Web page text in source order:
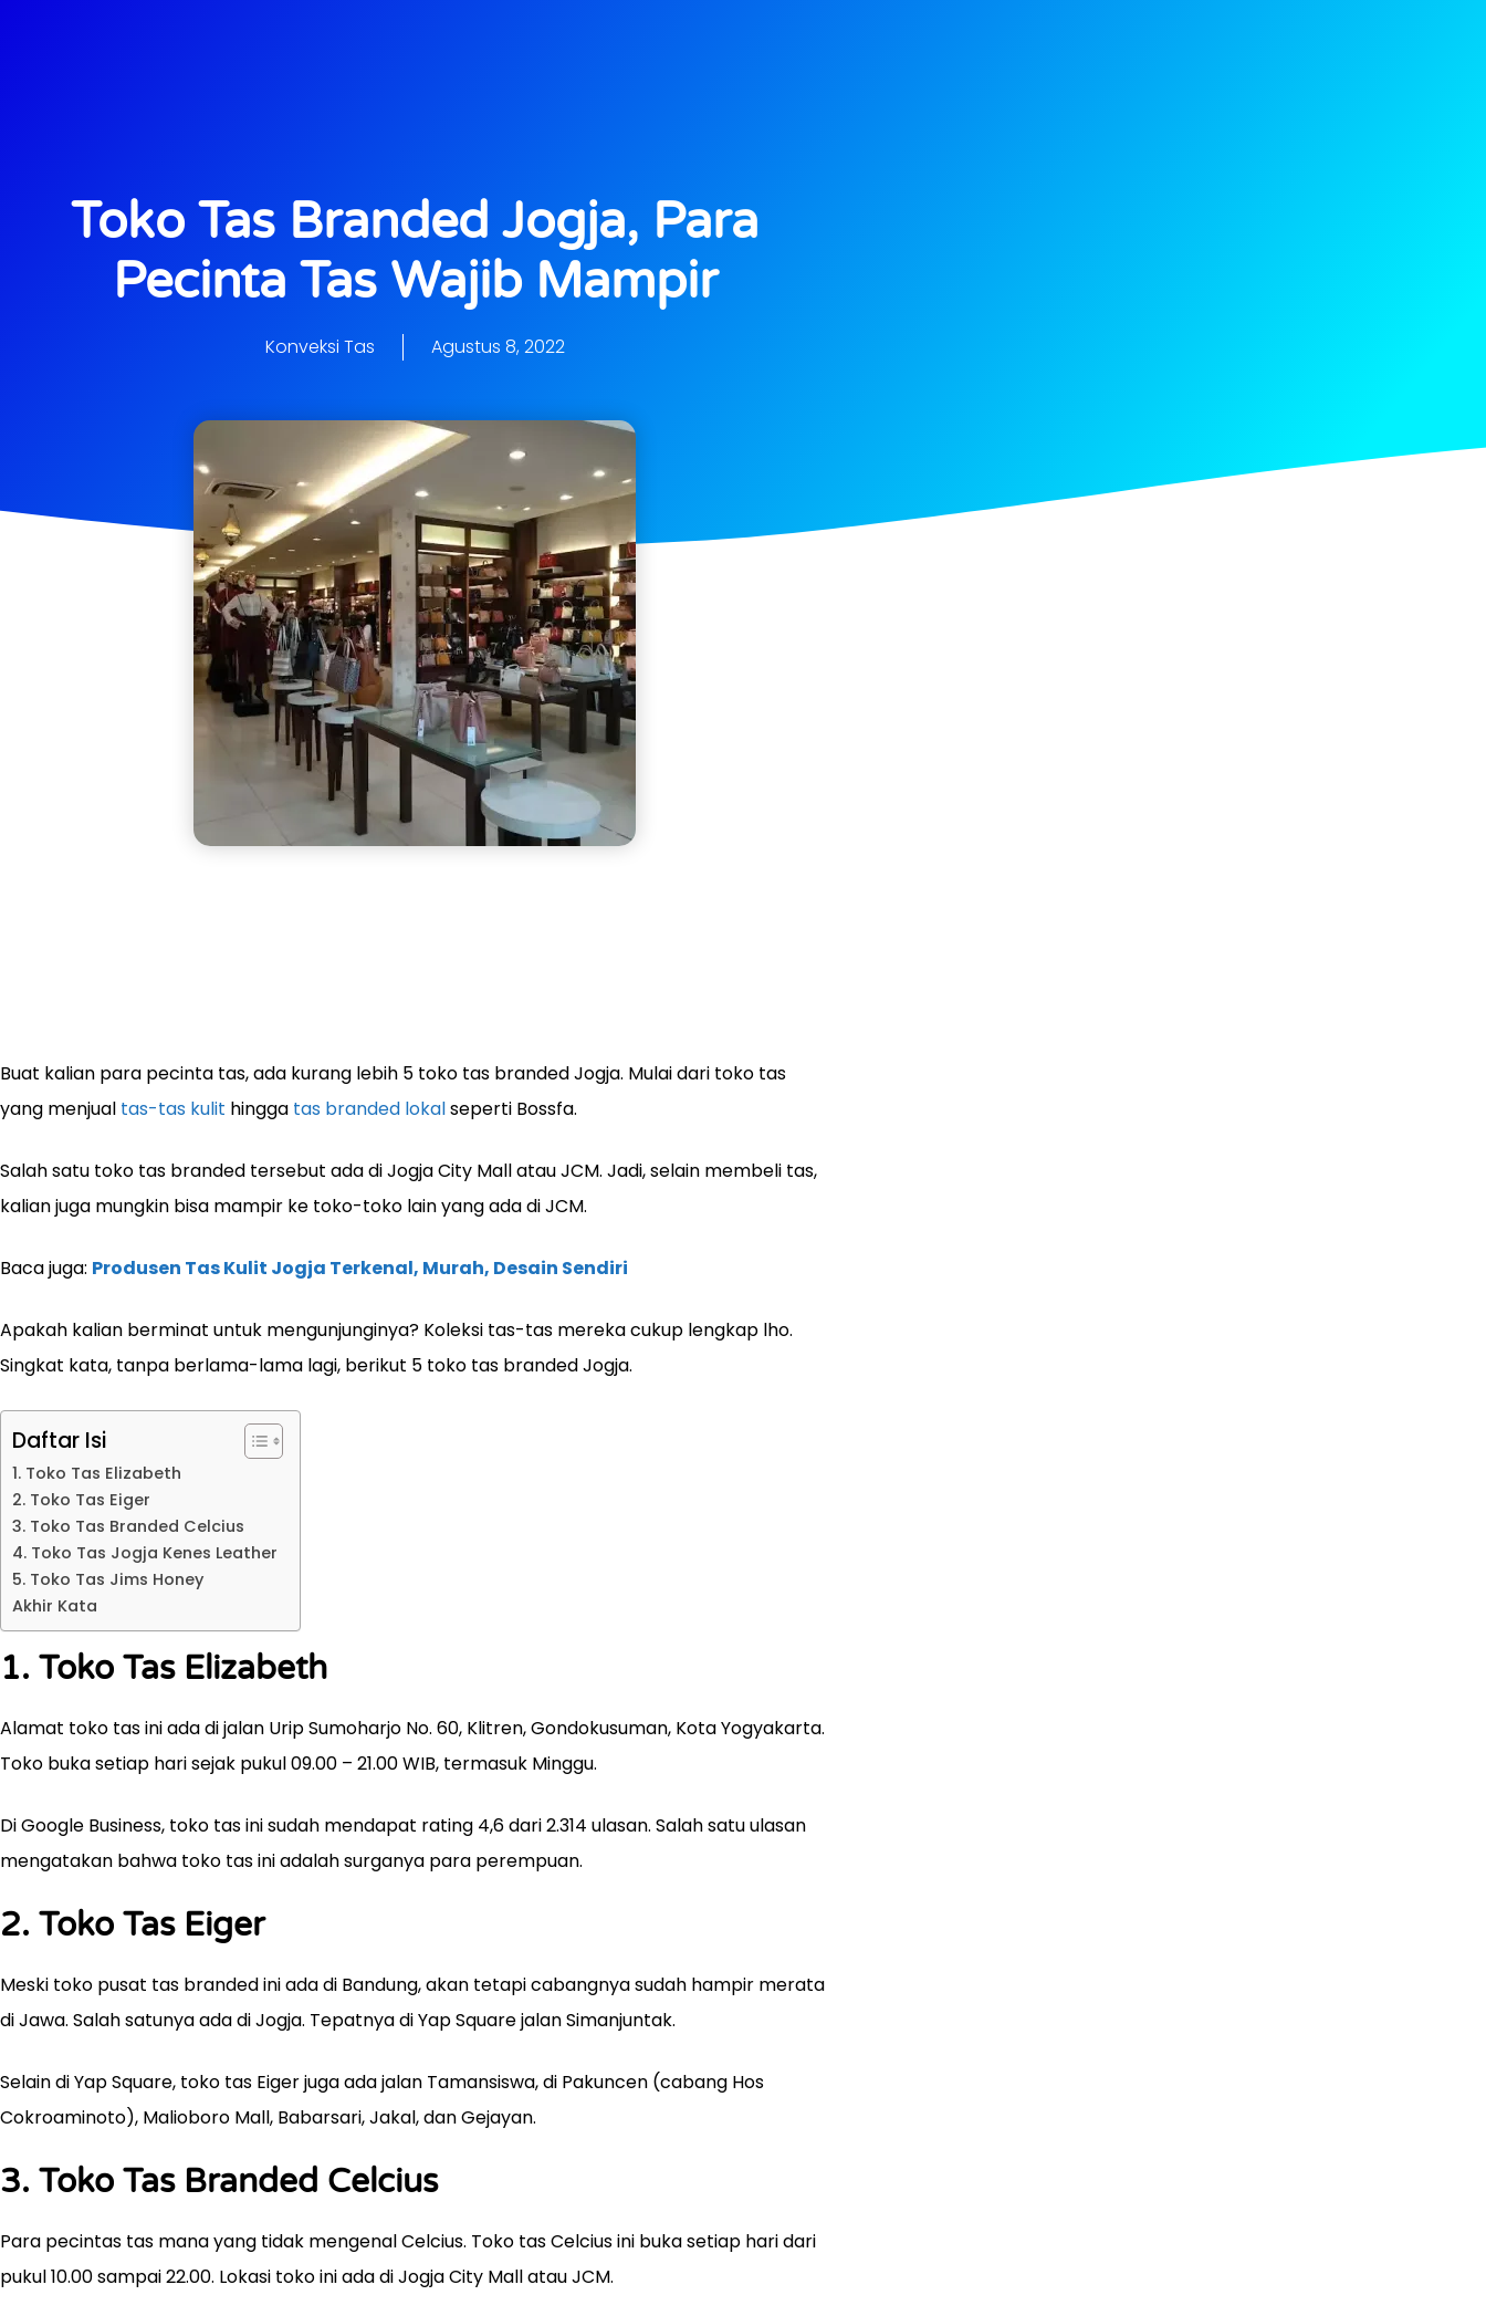
Toko Tas Branded Jogja, Para
Pecinta Tas Wajib Mampir
Konveksi Tas Agustus 8, 2022
Buat kalian para pecinta tas, ada kurang lebih 5 toko tas branded Jogja. Mulai dari toko tas
yang menjual tas-tas kulit hingga tas branded lokalseperti Bossfa.
Salah satu toko tas branded tersebut ada di Jogja City Mall atau JCM. Jadi, selain membeli tas,
kalian juga mungkin bisa mampir ke toko-toko lain yang ada di JCM.
Baca juga: Produsen Tas Kulit Jogja Terkenal, Murah, Desain Sendiri
Apakah kalian berminat untuk mengunjunginya? Koleksi tas-tas mereka cukup lengkap lho.
Singkat kata, tanpa berlama-lama lagi, berikut 5 toko tas branded Jogja.
Daftar Isi
1. Toko Tas Elizabeth
2. Toko Tas Eiger
3. Toko Tas Branded Celcius
4. Toko Tas Jogja Kenes Leather
5. Toko Tas Jims Honey
Akhir Kata
1. Toko Tas Elizabeth
Alamat toko tas ini ada di jalan Urip Sumoharjo No. 60, Klitren, Gondokusuman, Kota Yogyakarta.
Toko buka setiap hari sejak pukul 09.00 – 21.00 WIB, termasuk Minggu.
Di Google Business, toko tas ini sudah mendapat rating 4,6 dari 2.314 ulasan. Salah satu ulasan
mengatakan bahwa toko tas ini adalah surganya para perempuan.
2. Toko Tas Eiger
Meski toko pusat tas branded ini ada di Bandung, akan tetapi cabangnya sudah hampir merata
di Jawa. Salah satunya ada di Jogja. Tepatnya di Yap Square jalan Simanjuntak.
Selain di Yap Square, toko tas Eiger juga ada jalan Tamansiswa, di Pakuncen (cabang Hos
Cokroaminoto), Malioboro Mall, Babarsari, Jakal, dan Gejayan.
3. Toko Tas Branded Celcius
Para pecintas tas mana yang tidak mengenal Celcius. Toko tas Celcius ini buka setiap hari dari
pukul 10.00 sampai 22.00. Lokasi toko ini ada di Jogja City Mall atau JCM.